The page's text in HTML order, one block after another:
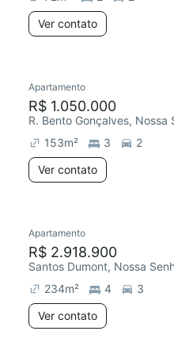
Ver contato
Apartamento
R$ 1.050.000
R. Bento Gonçalves, Nossa
153m² 3
2
Ver contato
Apartamento
R$ 2.918.900
Santos Dumont, Nossa
234m² 4
3
Ver contato